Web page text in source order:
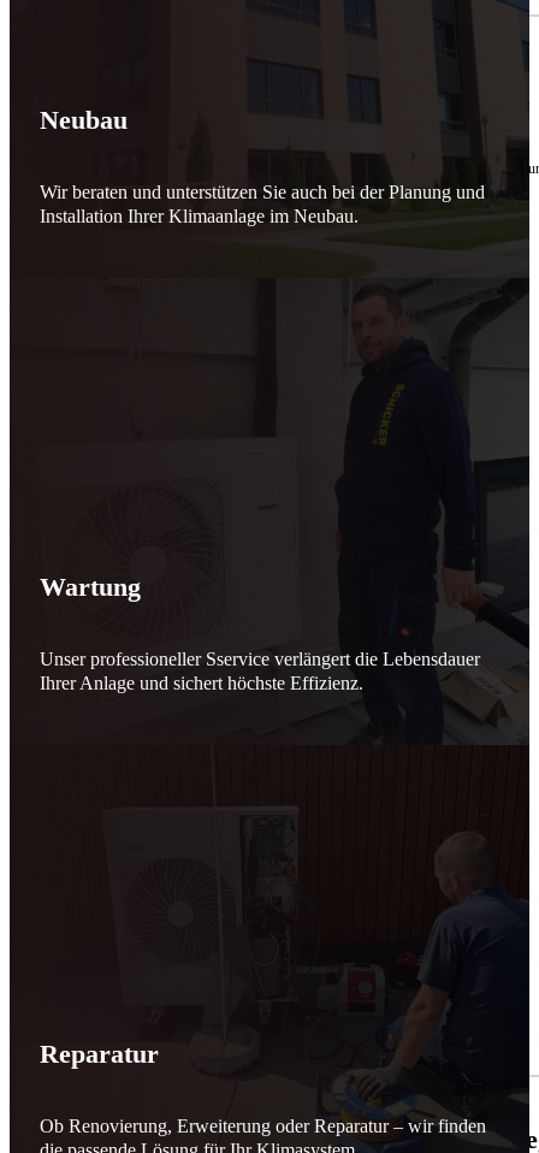
10. Februar 2026
für Sicherheit, Vertrauen
Effizient arbeiten. Ressourcen schonen. Zukunft sichern.
Nicht als Pflicht, sondern aus Überzeugung.
🌬️☀️ Mehr erneuerbare Energie für
Neubau
Wir beraten und unterstützen Sie auch bei der Planung und
Installation Ihrer Klimaanlage im Neubau.
Wartung
Unser professioneller Sservice verlängert die Lebensdauer
Ihrer Anlage und sichert höchste Effizienz.
Reparatur
Ob Renovierung, Erweiterung oder Reparatur – wir finden